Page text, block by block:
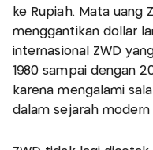
ke Rupiah. Mata uang
menggantikan dollar
internasional ZWD
1980 sampai dengan
karena mengalami
dalam sejarah modern